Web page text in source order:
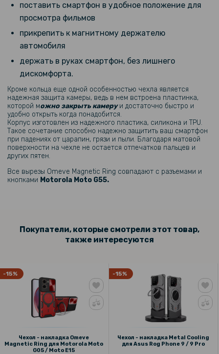
Противоударная гидрогелевая пленка Hydrogel Film для Motorola
Moto G55 на заднюю панель, Transparent
299 грн
Гидрогелевая пленка iNobi Matte для Motorola Moto G55 на заднюю
254 грн
299 грн
Защитное стекло Privacy Full Screen для Motorola Moto G55, Black
169 грн
169 грн
319 грн
399 грн
Противоударная гидрогелевая пленка Privacy HD Glossy для
Motorola Moto G55 (Антишпион, глянцевая)
поставить смартфон в удобное положение для
просмотра фильмов
прикрепить к магнитному держателю
автомобиля
держать в руках смартфон, без лишнего
дискомфорта.
Кроме кольца еще одной особенностью чехла является
надежная защита камеры, ведь в нем встроена пластинка,
которой можно закрыть камеруи достаточно быстро и
удобно открыть когда понадобится.
Корпус изготовлен из надежного пластика, силикона и TPU.
Такое сочетание способно надежно защитить ваш смартфон
при падениях от царапин, грязи и пыли. Благодаря матовой
поверхности на чехле не остается отпечатков пальцев и
других пятен.
Все вырезы Omeve Magnetic Ring совпадают с разъемами и
кнопками Motorola Moto G55.
Покупатели, которые смотрели этот товар,
также интересуются
-15%
Чехол - накладка Omeve
Magnetic Ring для Motorola Moto
G05 / Moto E15
-15%
Чехол - накладка Metal Cooling
для Asus Rog Phone 9 / 9 Pro